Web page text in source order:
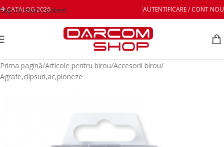
Skip to main content
CATALOG 2026 AUTENTIFICARE / CONT NOU
Prima pagină/Articole pentru birou/Accesorii birou/
Agrafe,clipsuri,ac,pioneze